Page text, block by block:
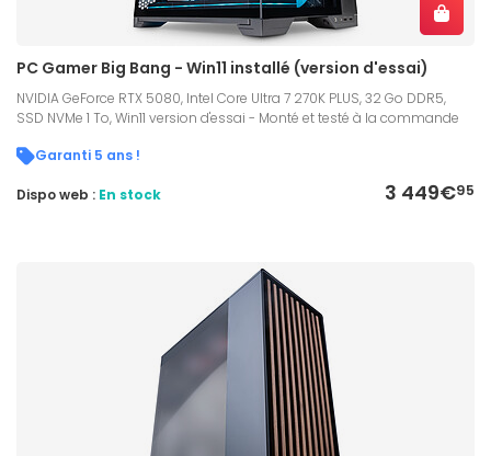
PC Gamer Big Bang - Win11 installé (version d'essai)
NVIDIA GeForce RTX 5080, Intel Core Ultra 7 270K PLUS, 32 Go DDR5,
SSD NVMe 1 To, Win11 version d'essai - Monté et testé à la commande
Garanti 5 ans !
3 449€95
Dispo web : En stock